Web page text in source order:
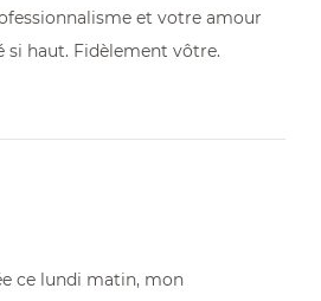
et votre amour
haut. Fidèlement vôtre.
ce lundi matin, mon